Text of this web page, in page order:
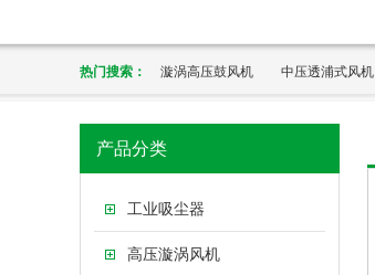
热门搜索： 漩涡高压鼓风机 中压透浦式风机
产品分类
工业吸尘器
高压漩涡风机